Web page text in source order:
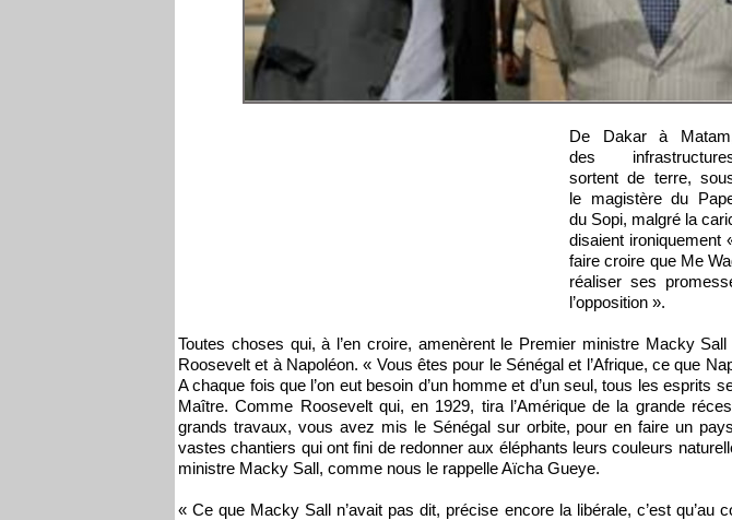
De Dakar à
des
sortent de terre,
le magistère du
du Sopi, malgré la
disaient ironiquement
faire croire que Me
réaliser ses
l’opposition ».
Toutes choses qui, à l’en croire, amenèrent le Premier ministre Macky
Roosevelt et à Napoléon. « Vous êtes pour le Sénégal et l’Afrique, ce que
A chaque fois que l’on eut besoin d’un homme et d’un seul, tous les esprits
Maître. Comme Roosevelt qui, en 1929, tira l’Amérique de la grande
grands travaux, vous avez mis le Sénégal sur orbite, pour en faire un
vastes chantiers qui ont fini de redonner aux éléphants leurs couleurs
ministre Macky Sall, comme nous le rappelle Aïcha Gueye.
« Ce que Macky Sall n’avait pas dit, précise encore la libérale, c’est